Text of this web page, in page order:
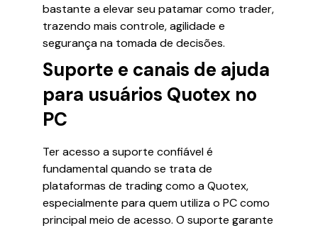
bastante a elevar seu patamar como trader,
trazendo mais controle, agilidade e
segurança na tomada de decisões.
Suporte e canais de ajuda
para usuários Quotex no
PC
Ter acesso a suporte confiável é
fundamental quando se trata de
plataformas de trading como a Quotex,
especialmente para quem utiliza o PC como
principal meio de acesso. O suporte garante